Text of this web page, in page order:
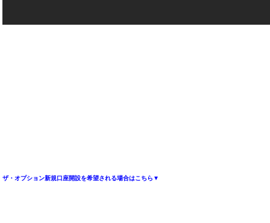
ザ・オプション新規口座開設を希望される場合はこちら▼